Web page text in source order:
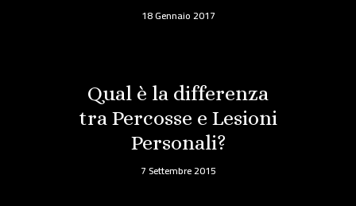
18 Gennaio 2017
Qual è la differenza
tra Percosse e Lesioni
Personali?
7 Settembre 2015